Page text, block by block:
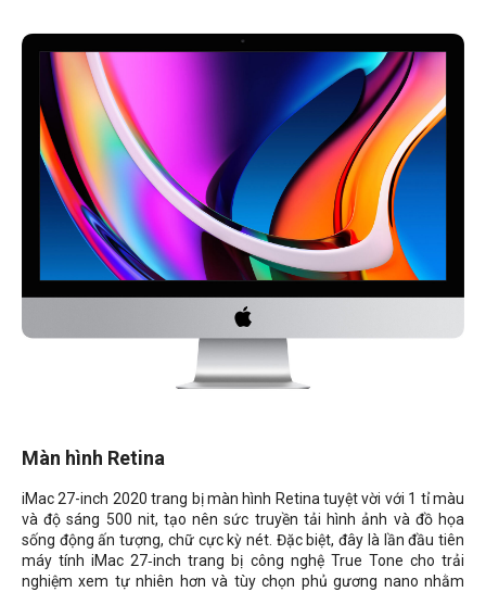
Màn hình Retina
iMac 27-inch 2020 trang bị màn hình Retina tuyệt vời với 1 tỉ màu
và độ sáng 500 nit, tạo nên sức truyền tải hình ảnh và đồ họa
sống động ấn tượng, chữ cực kỳ nét. Đặc biệt, đây là lần đầu tiên
máy tính iMac 27‑inch trang bị công nghệ True Tone cho trải
nghiệm xem tự nhiên hơn và tùy chọn phủ gương nano nhằm